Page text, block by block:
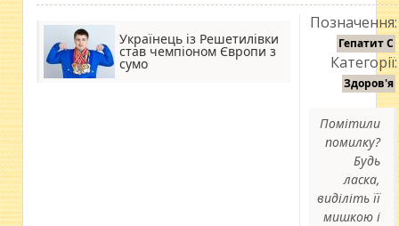
Українець із Решетилівки
став чемпіоном Європи з
сумо
Позначення:
Гепатит С
Категорії:
Здоров'я
Помітили
помилку?
Будь
ласка,
виділіть її
мишкою і